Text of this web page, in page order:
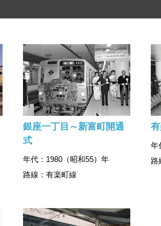
銀座一丁目～新富町開通
式
年代：1980（昭和55）年
路線：有楽町線
年
路